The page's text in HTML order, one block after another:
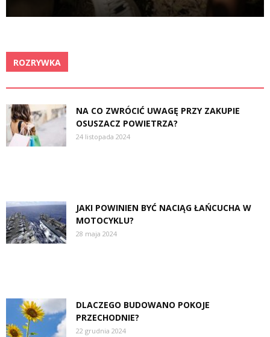
ROZRYWKA
NA CO ZWRÓCIĆ UWAGĘ PRZY ZAKUPIE
OSUSZACZ POWIETRZA?
24 listopada 2024
JAKI POWINIEN BYĆ NACIĄG ŁAŃCUCHA W
MOTOCYKLU?
28 maja 2024
DLACZEGO BUDOWANO POKOJE
PRZECHODNIE?
22 grudnia 2024